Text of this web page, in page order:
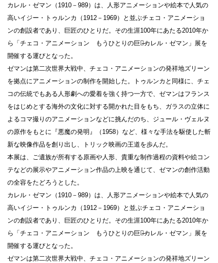
カレル・ゼマン（1910－989）は、人形アニメーションや絵本で人気の
高いイジー・トゥルンカ（1912－1969）と並ぶチェコ・アニメーショ
ンの創設者であり、巨匠のひとりだ。その生涯100年にあたる2010年か
ら「チェコ・アニメーション もうひとりの巨匠̶カレル・ゼマン」展を
開催する運びとなった。
ゼマンは第二次世界大戦中、チェコ・アニメーションの発祥地ズリーン
を拠点にアニメーションの制作を開始した。トゥルンカと同様に、チェ
コの伝統でもある人形劇への愛着を強く持つ一方で、ゼマンはフランス
をはじめとする海外の文化に対する開かれた目をもち、ガラスの立体に
よるコマ撮りのアニメーションなどに挑んだのち、ジュール・ヴェルヌ
の原作をもとに『悪魔の発明』（1958）など、様々な手法を駆使した斬
新な映像作品を創り出し、トリック映画の王道を歩んだ。
本展は、ご遺族が所有する原画や人形、貴重な制作過程の資料や絵コン
テなどの展示やアニメーション作品の上映を通じて、ゼマンの創作活動
の全容をたどろうとした。
カレル・ゼマン（1910－989）は、人形アニメーションや絵本で人気の
高いイジー・トゥルンカ（1912－1969）と並ぶチェコ・アニメーショ
ンの創設者であり、巨匠のひとりだ。その生涯100年にあたる2010年か
ら「チェコ・アニメーション もうひとりの巨匠̶カレル・ゼマン」展を
開催する運びとなった。
ゼマンは第二次世界大戦中、チェコ・アニメーションの発祥地ズリーン